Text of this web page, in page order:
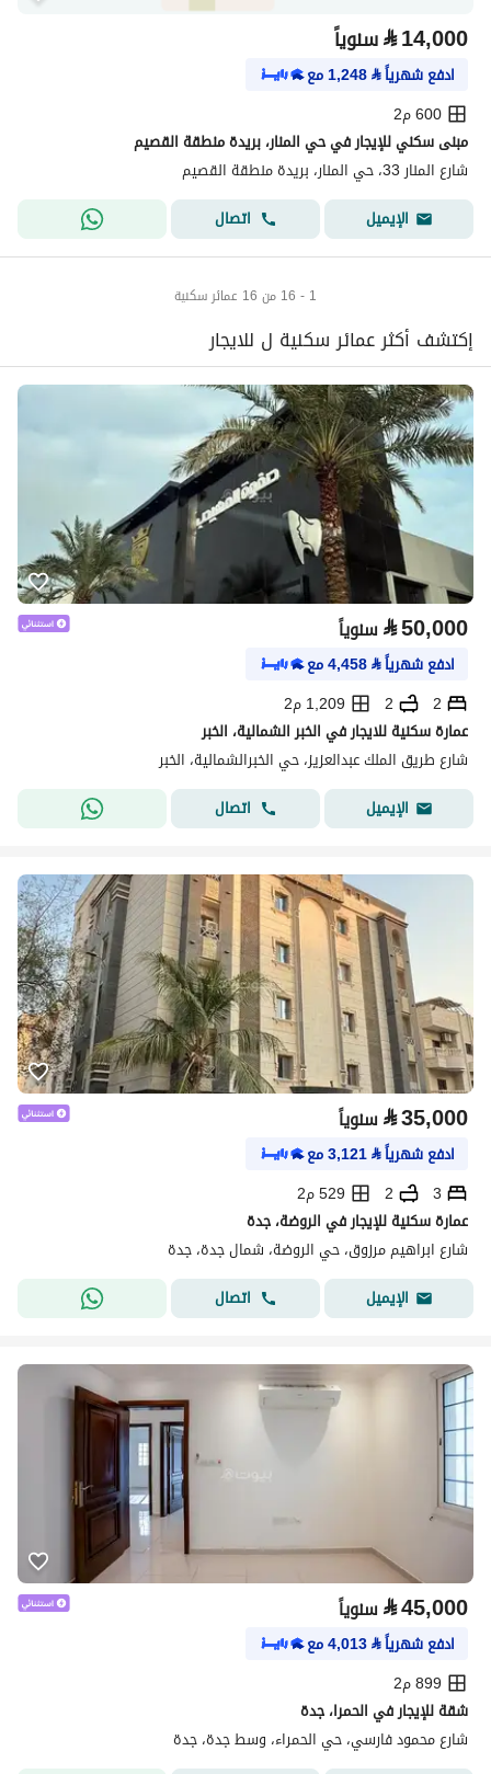
⃁14,000 سنوياً
ادفع شهرياً⃁
1,248مع
600 م2
مبنى سكني للإيجار في حي المنار، بريدة منطقة القصيم
شارع المنار 33، حي المنار، بريدة منطقة القصيم
الإيميل
اتصال
1 - 16 من 16 عمائر سكنية
إكتشف أكثر عمائر سكنية ل للايجار
⃁50,000 سنوياً
ادفع شهرياً⃁
4,458مع
2
2
1,209 م2
عمارة سكنية للايجار في الخبر الشمالية، الخبر
شارع طريق الملك عبدالعزيز، حي الخبرالشمالية، الخبر
الإيميل
اتصال
⃁35,000 سنوياً
ادفع شهرياً⃁
3,121مع
3
2
529 م2
عمارة سكنية للإيجار في الروضة، جدة
شارع ابراهيم مرزوق، حي الروضة، شمال جدة، جدة
الإيميل
اتصال
⃁45,000 سنوياً
ادفع شهرياً⃁
4,013مع
899 م2
شقة للإيجار في الحمرا، جدة
شارع محمود فارسي، حي الحمراء، وسط جدة، جدة